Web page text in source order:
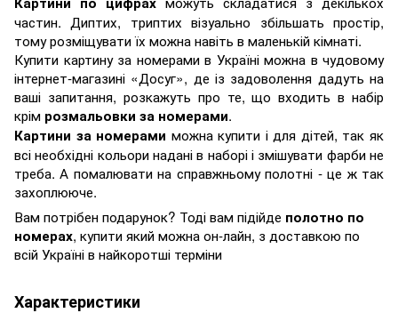
частин. Диптих, триптих візуально збільшать простір,
тому розміщувати їх можна навіть в маленькій кімнаті.
Купити картину за номерами в Україні можна в чудовому
інтернет-магазині «Досуг», де із задоволення дадуть на
ваші запитання, розкажуть про те, що входить в набір
крім розмальовки за номерами.
Картини за номерами можна купити і для дітей, так як
всі необхідні кольори надані в наборі і змішувати фарби не
треба. А помалювати на справжньому полотні - це ж так
захоплююче.
Вам потрібен подарунок? Тоді вам підійде полотно по
номерах, купити який можна он-лайн, з доставкою по
всій Україні в найкоротші терміни
Характеристики